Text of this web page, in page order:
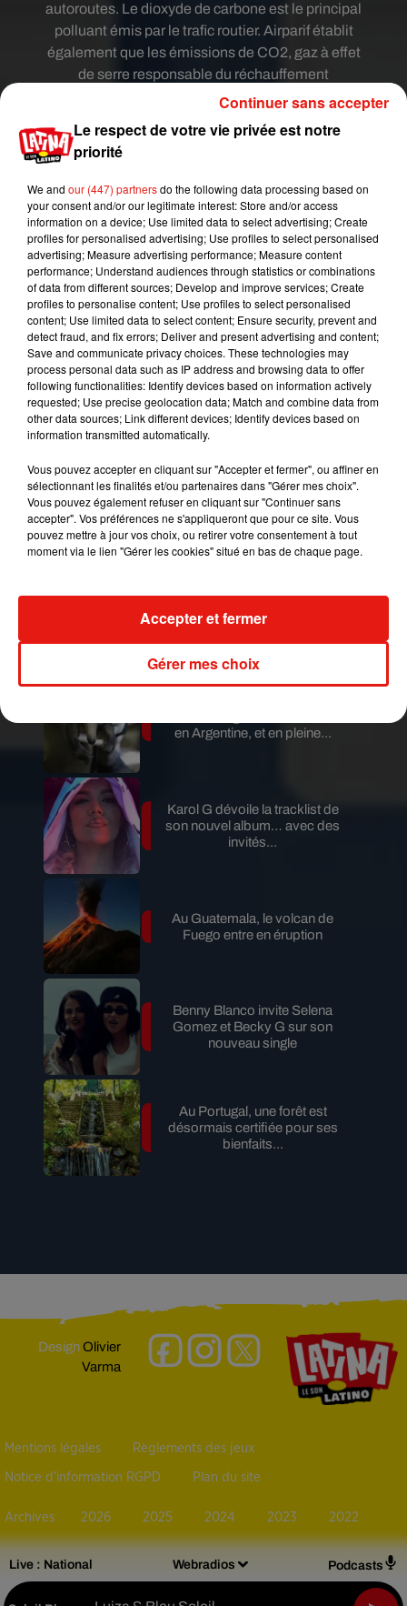
Live : National Webradios Podcasts
Publié : 22 avril 2020 à 9h08 par Bertrand Loppin
autoroutes. Le dioxyde de carbone est le principal
polluant émis par le trafic routier. Airparif établit
également que les émissions de CO2, gaz à effet
de serre responsable du réchauffement
climatique, ont chuté de 30%.
Pour autant, le confinement est loin d’avoir
éradiqué toutes les traces de pollution en région
pollution aux particules fines (PM10 et PM2,5)
reste encore important. Ce taux élevés de
particules fines a pour source le chauffage,
l’agriculture et la météo printanières de ces
dernières semaines.
Évaluation de l’impact sur la qualité de l’air en
#ÎledeFrancedes 3 premières semaines de
#confinement: amélioration de la qualité de l’air
pour le#dioxydedazotemais moindre pour les
particules, et moins d’émissions de#CO2, gaz à
effet de serre.https://t.co/a4EuECRcHL
pic.twitter.com/Sy7Hrv1R4v
— Airparif (@Airparif)April 21, 2020
Mundo Latino
Guatemala : l'éruption du volcan
en Argentine, et en pleine...
Karol G dévoile la tracklist de
son nouvel album… avec des
invités...
Au Guatemala, le volcan de
Fuego entre en éruption
Benny Blanco invite Selena
Gomez et Becky G sur son
nouveau single
Au Portugal, une forêt est
désormais certifiée pour ses
bienfaits...
DesignOlivier
Varma
Mentions légales Règlements des jeux
Notice d’information RGPD Plan du site
Archives 2026 2025 2024 2023 2022
Le respect de votre vie privée est notre
priorité
We and our (447) partnersdo the following data processing based on
your consent and/or our legitimate interest: Store and/or access
information on a device; Use limited data to select advertising; Create
profiles for personalised advertising; Use profiles to select personalised
advertising; Measure advertising performance; Measure content
performance; Understand audiences through statistics or combinations
of data from different sources; Develop and improve services; Create
profiles to personalise content; Use profiles to select personalised
content; Use limited data to select content; Ensure security, prevent and
detect fraud, and fix errors; Deliver and present advertising and content;
Save and communicate privacy choices. These technologies may
process personal data such as IP address and browsing data to offer
following functionalities: Identify devices based on information actively
requested; Use precise geolocation data; Match and combine data from
other data sources; Link different devices; Identify devices based on
information transmitted automatically.
Vous pouvez accepter en cliquant sur "Accepter et fermer", ou affiner en
sélectionnant les finalités et/ou partenaires dans "Gérer mes choix".
Vous pouvez également refuser en cliquant sur "Continuer sans
accepter". Vos préférences ne s'appliqueront que pour ce site. Vous
pouvez mettre à jour vos choix, ou retirer votre consentement à tout
moment via le lien "Gérer les cookies" situé en bas de chaque page.
Gérer mes choix
Accepter et fermer
Continuer sans accepter